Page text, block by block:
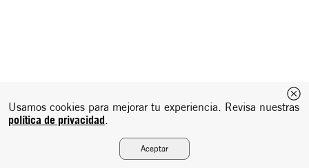
Usamos cookies para mejorar tu experiencia. Revisa nuestras
política de privacidad.
Aceptar